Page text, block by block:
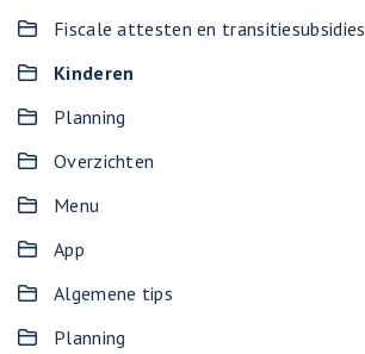
Fiscale attesten en transitiesubsidies
Kinderen
Planning
Overzichten
Menu
App
Algemene tips
Planning